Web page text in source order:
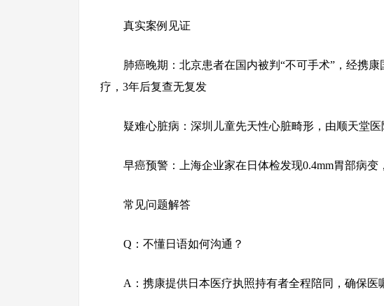
真实案例见证
肺癌晚期：北京患者在国内被判“不可手术”，经携
疗，3年后复查无复发
疑难心脏病：深圳儿童先天性心脏畸形，由顺天堂
早癌预警：上海企业家在日体检发现0.4mm胃部病
常见问题解答
Q：不懂日语如何沟通？
A：携康提供日本医疗执照持有者全程陪同，确保医